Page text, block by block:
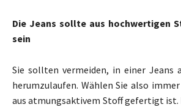
Die Jeans sollte aus hochwertigen
sein
Sie sollten vermeiden, in einer Jeans
herumzulaufen. Wählen Sie also
aus atmungsaktivem Stoff gefertigt ist.